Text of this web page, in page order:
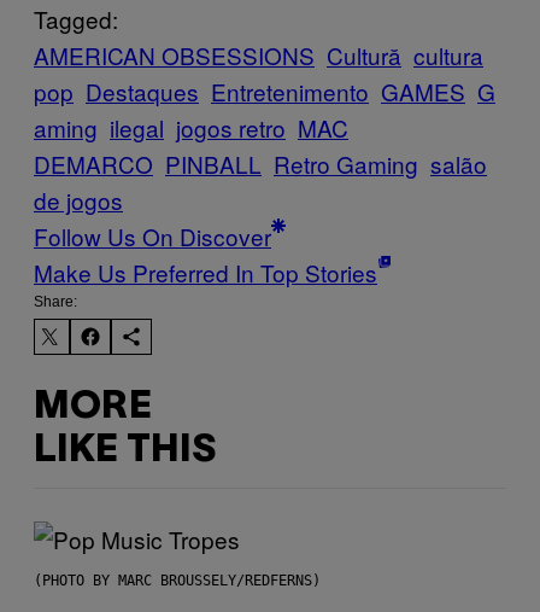
Tagged:
AMERICAN OBSESSIONS Cultură cultura
pop Destaques Entretenimento GAMES G
aming ilegal jogos retro MAC
DEMARCO PINBALL Retro Gaming salão
de jogos
Follow Us On Discover
Make Us Preferred In Top Stories
Share:
MORE
LIKE THIS
(PHOTO BY MARC BROUSSELY/REDFERNS)